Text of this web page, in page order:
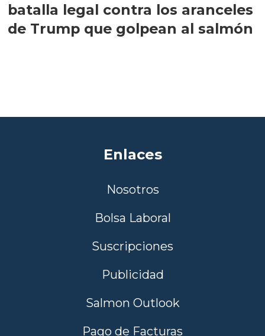
batalla legal contra los aranceles
de Trump que golpean al salmón
Enlaces
Nosotros
Bolsa Laboral
Suscripciones
Publicidad
Salmon Outlook
Pago de Facturas